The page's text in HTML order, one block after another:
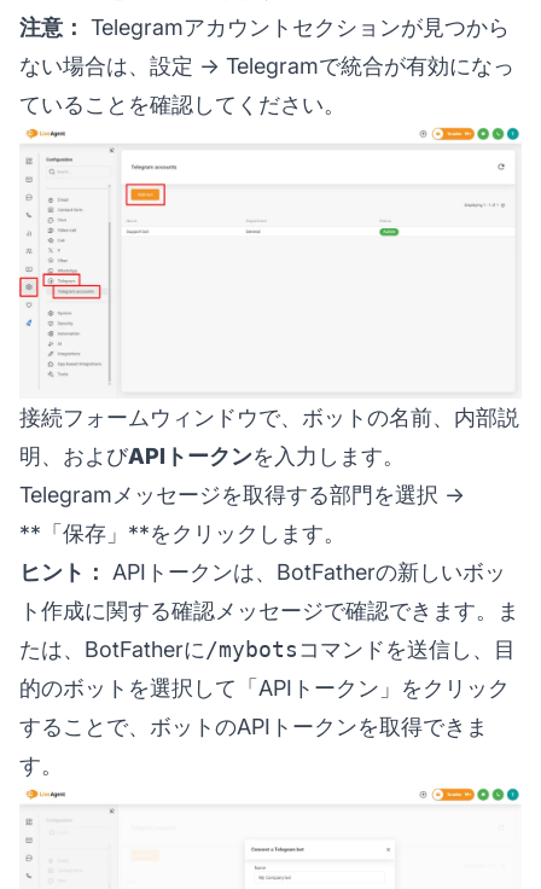
注意： Telegramアカウントセクションが見つから
ない場合は、設定 → Telegramで統合が有効になっ
ていることを確認してください。
接続フォームウィンドウで、ボットの名前、内部説
明、およびAPIトークンを入力します。
Telegramメッセージを取得する部門を選択 →
**「保存」**をクリックします。
ヒント：
APIトークンは、BotFatherの新しいボッ
ト作成に関する確認メッセージで確認できます。ま
たは、BotFatherに/mybotsコマンドを送信し、目
的のボットを選択して「APIトークン」をクリック
することで、ボットのAPIトークンを取得できま
す。